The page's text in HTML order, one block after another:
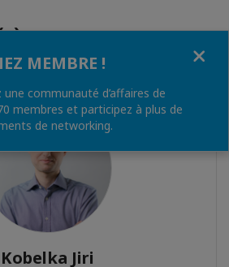
Kobelka Jiri
MEMBRE !
une communauté d’affaires de
membres et participez à plus de
de networking.